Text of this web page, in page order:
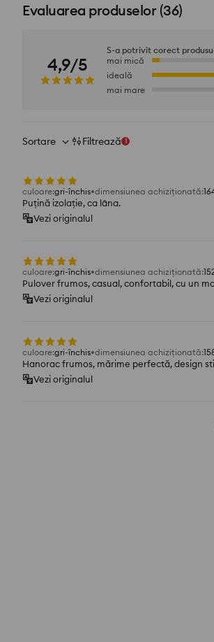
Evaluarea produselor(36)
4,9/5
S-a potrivit corect
mai mică
ideală
mai mare
Sortare Filtrează 1
culoare:gri-închis dimensiunea achiziționată:
Puțină izolație, ca lâna.
Vezi originalul
culoare:gri-închis dimensiunea achiziționată:
Pulover frumos, casual, confortabil, cu un
Vezi originalul
culoare:gri-închis dimensiunea achiziționată:
Hanorac frumos, mărime perfectă, design
Vezi originalul